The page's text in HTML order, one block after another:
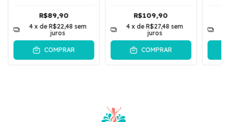
Gatinho | Rosa
R$89,90
4 x deR$22,48 sem
juros
COMPRAR
Emoji | Rosa
R$109,90
4 x deR$27,48 sem
juros
COMPRAR